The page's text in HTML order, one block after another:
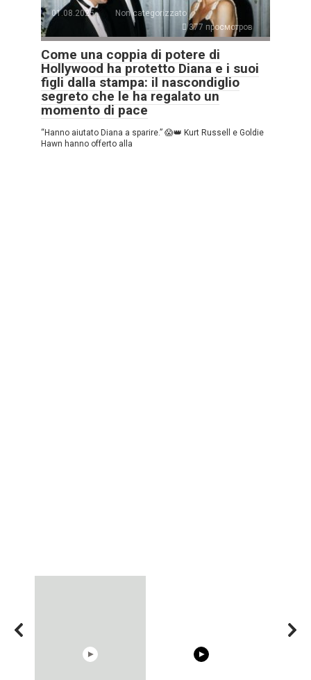
01.08.2025
Non categorizzato
377 просмотров
Come una coppia di potere di
Hollywood ha protetto Diana e i suoi
figli dalla stampa: il nascondiglio
segreto che le ha regalato un
momento di pace
“Hanno aiutato Diana a sparire.” 😱👑 Kurt Russell e Goldie
Hawn hanno offerto alla